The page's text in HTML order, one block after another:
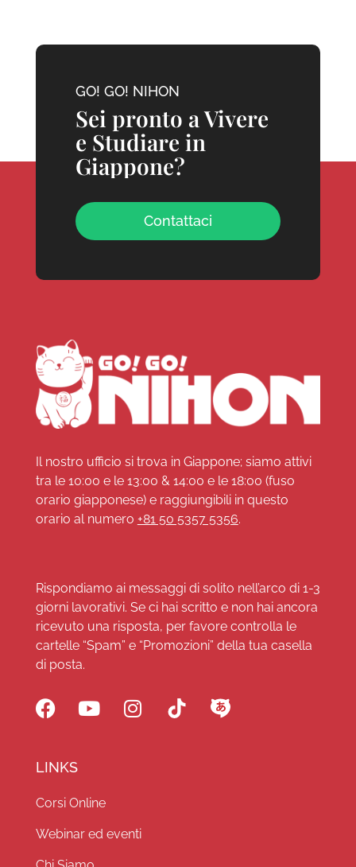
GO! GO! NIHON
Sei pronto a Vivere
e Studiare in
Giappone?
Contattaci
Il nostro ufficio si trova in Giappone; siamo attivi
tra le 10:00 e le 13:00 & 14:00 e le 18:00 (fuso
orario giapponese) e raggiungibili in questo
orario al numero +81 50 5357 5356.
Rispondiamo ai messaggi di solito nell’arco di 1-3
giorni lavorativi. Se ci hai scritto e non hai ancora
ricevuto una risposta, per favore controlla le
cartelle “Spam” e “Promozioni” della tua casella
di posta.
LINKS
Corsi Online
Webinar ed eventi